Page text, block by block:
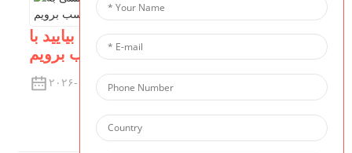
جامعه دلسوز | جشن سال نو: بیایید با
خوش‌شانسی به استقبال سال اسب برویم!
۲۰۲۶-۰۲-۰۲
مشاهده جزئیات